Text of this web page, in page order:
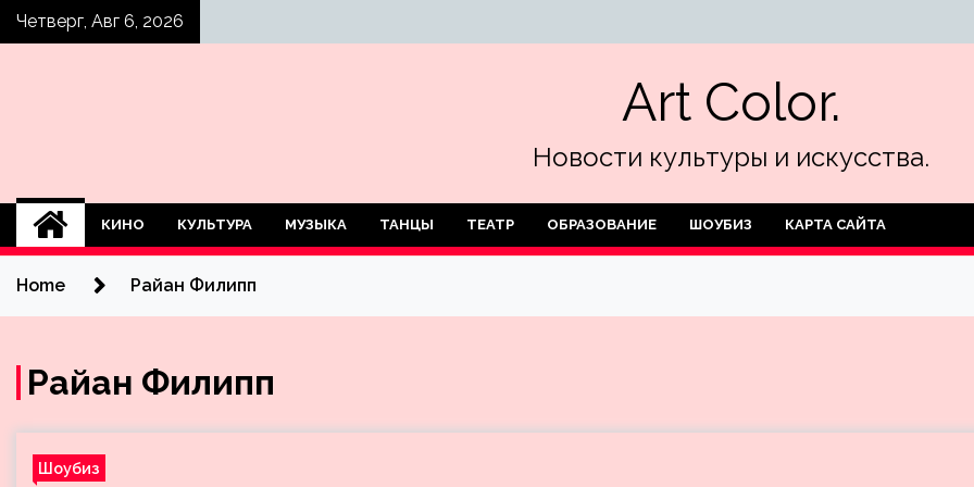
SkipЧетверг, Авг 6, 2026
Art Color.
Новости культуры и искусства.
КИНО КУЛЬТУРА МУЗЫКА ТАНЦЫ ТЕАТР ОБРАЗОВАНИЕ ШОУБИЗ КАРТА САЙТА
Home Райан Филипп
Райан Филипп
Шоубиз